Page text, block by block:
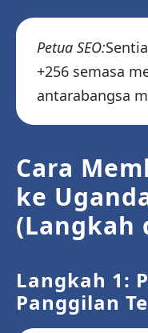
Petua SEO:
+256 semasa
antarabangsa
Cara
ke
(Langkah
Langkah 1:
Panggilan